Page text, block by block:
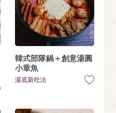
韓式部隊鍋＋創意湯圓
小章魚
湯底新吃法